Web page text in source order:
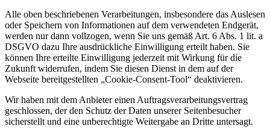
Alle oben beschriebenen Verarbeitungen, insbesondere das Auslesen
oder Speichern von Informationen auf dem verwendeten Endgerät,
werden nur dann vollzogen, wenn Sie uns gemäß Art. 6 Abs. 1 lit. a
DSGVO dazu Ihre ausdrückliche Einwilligung erteilt haben. Sie
können Ihre erteilte Einwilligung jederzeit mit Wirkung für die
Zukunft widerrufen, indem Sie diesen Dienst in dem auf der
Webseite bereitgestellten „Cookie-Consent-Tool“ deaktivieren.
Wir haben mit dem Anbieter einen Auftragsverarbeitungsvertrag
geschlossen, der den Schutz der Daten unserer Seitenbesucher
sicherstellt und eine unberechtigte Weitergabe an Dritte untersagt.